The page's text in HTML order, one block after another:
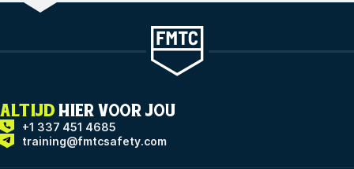
ALTIJD HIER VOOR JOU
+1 337 451 4685
training@fmtcsafety.com